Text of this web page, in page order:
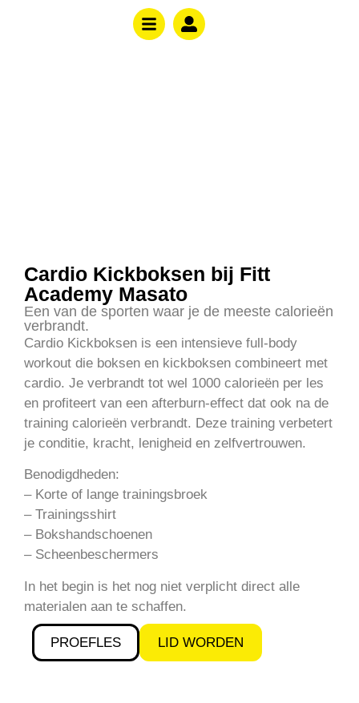
Cardio Kickboksen bij Fitt
Academy Masato
Een van de sporten waar je de meeste calorieën
verbrandt.
Cardio Kickboksen is een intensieve full-body
workout die boksen en kickboksen combineert met
cardio. Je verbrandt tot wel 1000 calorieën per les
en profiteert van een afterburn-effect dat ook na de
training calorieën verbrandt. Deze training verbetert
je conditie, kracht, lenigheid en zelfvertrouwen.
Benodigdheden:
– Korte of lange trainingsbroek
– Trainingsshirt
– Bokshandschoenen
– Scheenbeschermers
In het begin is het nog niet verplicht direct alle
materialen aan te schaffen.
PROEFLES LID WORDEN